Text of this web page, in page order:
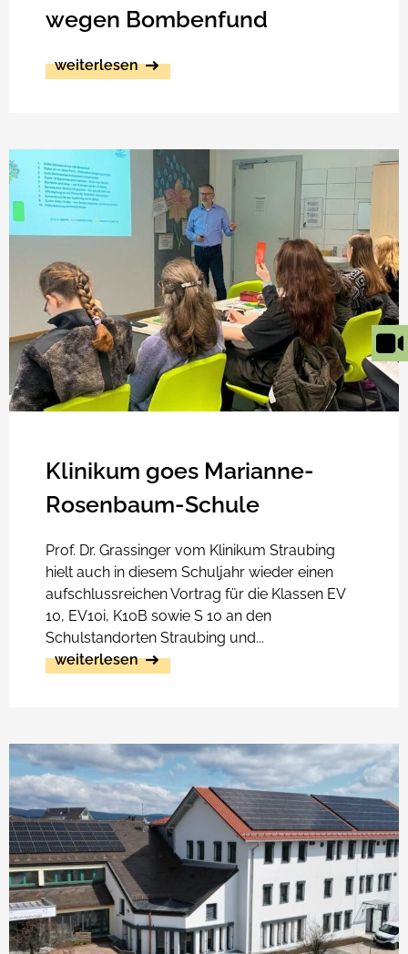
wegen Bombenfund
weiterlesen
Klinikum goes Marianne-
Rosenbaum-Schule
Prof. Dr. Grassinger vom Klinikum Straubing
hielt auch in diesem Schuljahr wieder einen
aufschlussreichen Vortrag für die Klassen EV
10, EV10i, K10B sowie S 10 an den
Schulstandorten Straubing und...
weiterlesen